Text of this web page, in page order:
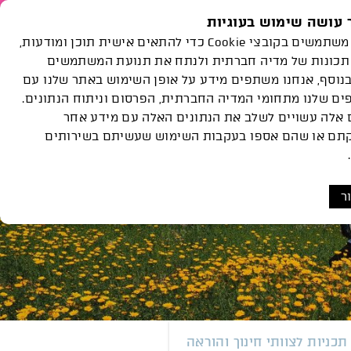
הצוות
שלנו
Languages
ואירועים
תכניות לצוותי חינוך והוראה
עושה שימוש בעוגיות
אנחנו משתמשים בקובצי Cookie כדי להתאים אישית תוכן ומודעות,
של מדיה חברתית ולנתח את תנועת המשתמשים
אנחנו משתפים מידע על אופן השימוש באתר שלנו עם
שלנו מתחומי המדיה החברתית, הפרסום וניתוח הנתונים.
אלה עשויים לשלב את הנתונים האלה עם מידע אחר
או שהם אספו בעקבות השימוש שעשיתם בשירותים